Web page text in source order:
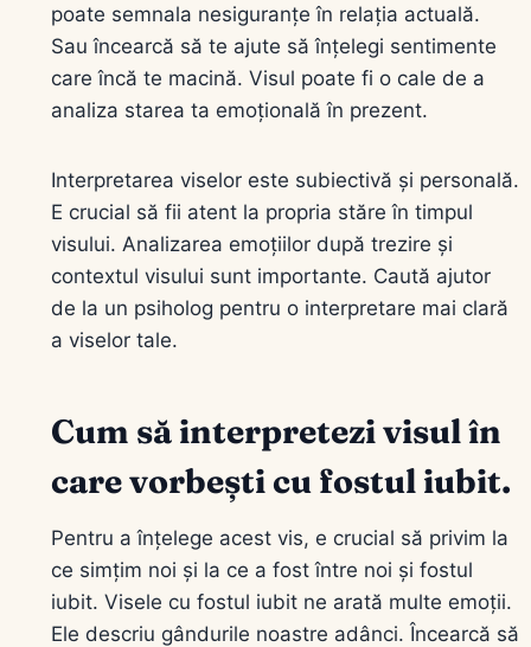
poate semnala nesiguranțe în relația actuală.
Sau încearcă să te ajute să înțelegi sentimente
care încă te macină. Visul poate fi o cale de a
analiza starea ta emoțională în prezent.
Interpretarea viselor este subiectivă și personală.
E crucial să fii atent la propria stăre în timpul
visului. Analizarea emoțiilor după trezire și
contextul visului sunt importante. Caută ajutor
de la un psiholog pentru o interpretare mai clară
a viselor tale.
Cum să interpretezi visul în
care vorbești cu fostul iubit.
Pentru a înțelege acest vis, e crucial să privim la
ce simțim noi și la ce a fost între noi și fostul
iubit. Visele cu fostul iubit ne arată multe emoții.
Ele descriu gândurile noastre adânci. Încearcă să